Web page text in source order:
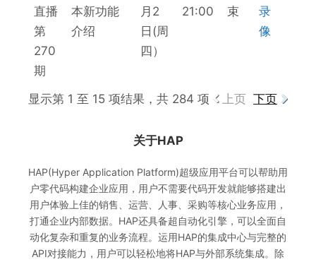
直播
第
270
期
本新功能
介绍
月2
日(周
四）
21:00
束
录
像
显示第 1 至 15 项结果，共 284 项 上页 下页
关于HAP
HAP(Hyper Application Platform)超级应用平台可以帮助用
户零代码构建企业应用，用户不需要代码开发就能够搭建出
用户体验上佳的销售、运营、人事、采购等核心业务应用，
打通企业内部数据。HAP还具备超自动化引擎，可以全面自
动化复杂和重复的业务流程。运用HAP的集成中心与完整的
API对接能力，用户可以轻松地将HAP与外部系统集成。除